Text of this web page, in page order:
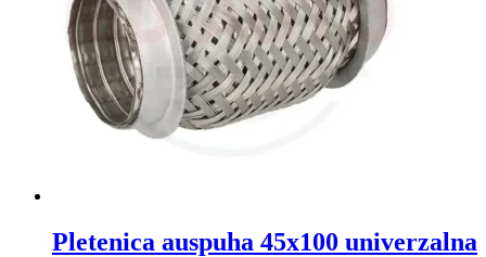
Pletenica auspuha 45x100 univerzalna